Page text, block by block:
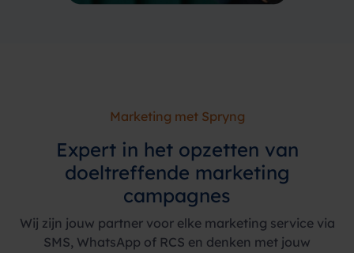
Marketing met Spryng
Expert in het opzetten van
doeltreffende marketing
campagnes
Wij zijn jouw partner voor elke marketing service via
SMS, WhatsApp of RCS en denken met jouw